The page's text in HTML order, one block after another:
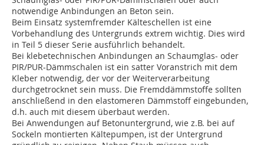
notwendige Anbindungen an Beton sein.
Beim Einsatz systemfremder Kälteschellen ist eine
Vorbehandlung des Untergrunds extrem wichtig. Dies wird
in Teil 5 dieser Serie ausführlich behandelt.
Bei klebetechnischen Anbindungen an Schaumglas- oder
PIR/PUR-Dämmschalen ist ein satter Voranstrich mit dem
Kleber notwendig, der vor der Weiterverarbeitung
durchgetrocknet sein muss. Die Fremddämmstoffe sollten
anschließend in den elastomeren Dämmstoff eingebunden,
d.h. auch mit diesem überbaut werden.
Bei Anwendungen auf Betonuntergrund, wie z.B. bei auf
Sockeln montierten Kältepumpen, ist der Untergrund